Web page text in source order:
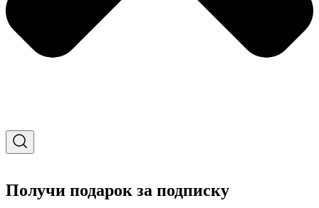
Получи подарок за подписку